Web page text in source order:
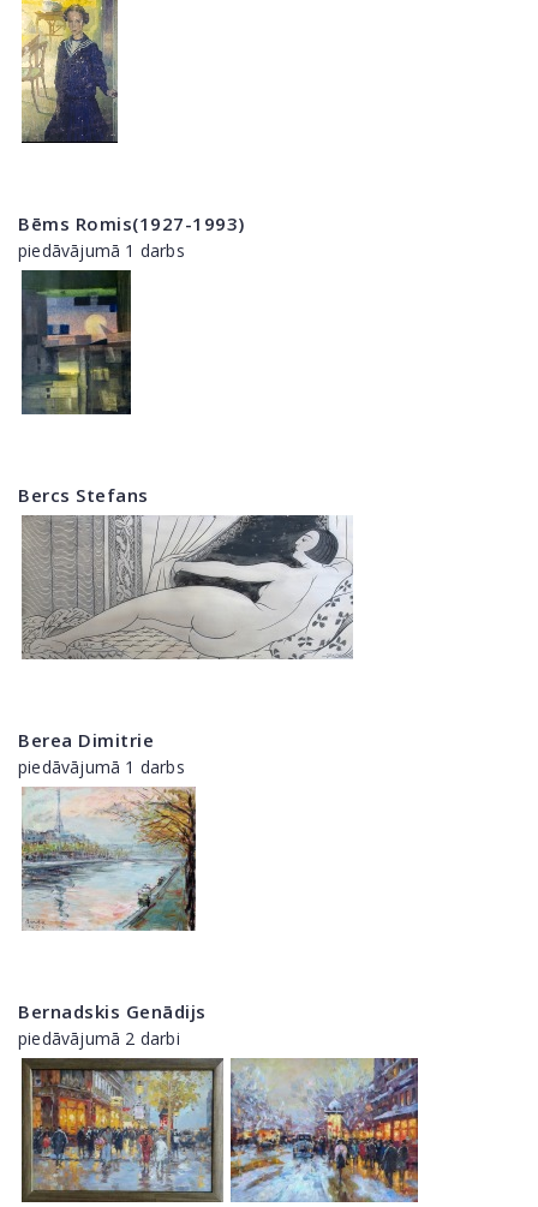
Bēms Romis(1927-1993)
piedāvājumā 1 darbs
Bercs Stefans
Berea Dimitrie
piedāvājumā 1 darbs
Bernadskis Genādijs
piedāvājumā 2 darbi